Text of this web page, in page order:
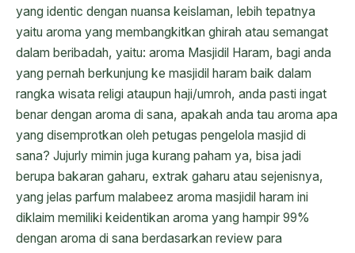
yang identic dengan nuansa keislaman, lebih tepatnya
yaitu aroma yang membangkitkan ghirah atau semangat
dalam beribadah, yaitu: aroma Masjidil Haram, bagi anda
yang pernah berkunjung ke masjidil haram baik dalam
rangka wisata religi ataupun haji/umroh, anda pasti ingat
benar dengan aroma di sana, apakah anda tau aroma apa
yang disemprotkan oleh petugas pengelola masjid di
sana? Jujurly mimin juga kurang paham ya, bisa jadi
berupa bakaran gaharu, extrak gaharu atau sejenisnya,
yang jelas parfum malabeez aroma masjidil haram ini
diklaim memiliki keidentikan aroma yang hampir 99%
dengan aroma di sana berdasarkan review para